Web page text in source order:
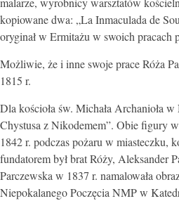
kopiowane dwa: „La Inmaculada de
oryginał w Ermitażu w swoich pracach
Możliwie, że i inne swoje prace Róża
1815 r.
Dla kościoła św. Michała Archanioła
Chystusa z Nikodemem”. Obie figury
1842 r. podczas pożaru w miasteczku,
fundatorem był brat Róży, Aleksander
Parczewska w 1837 r. namalowała
Niepokalanego Poczęcia NMP w